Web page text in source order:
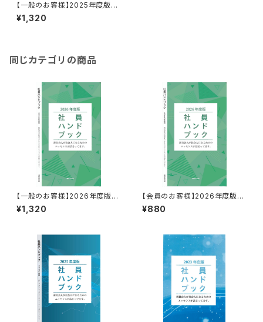
【一般のお客様】2025年度版
「社員ハンドブック」※好評頒布
中 ‼
¥1,320
同じカテゴリの商品
【一般のお客様】2026年度版
「社員ハンドブック」※好評頒布
中 ‼
¥1,320
【会員のお客様】2026年度版
「社員ハンドブック」※好評頒布
中 ‼
¥880